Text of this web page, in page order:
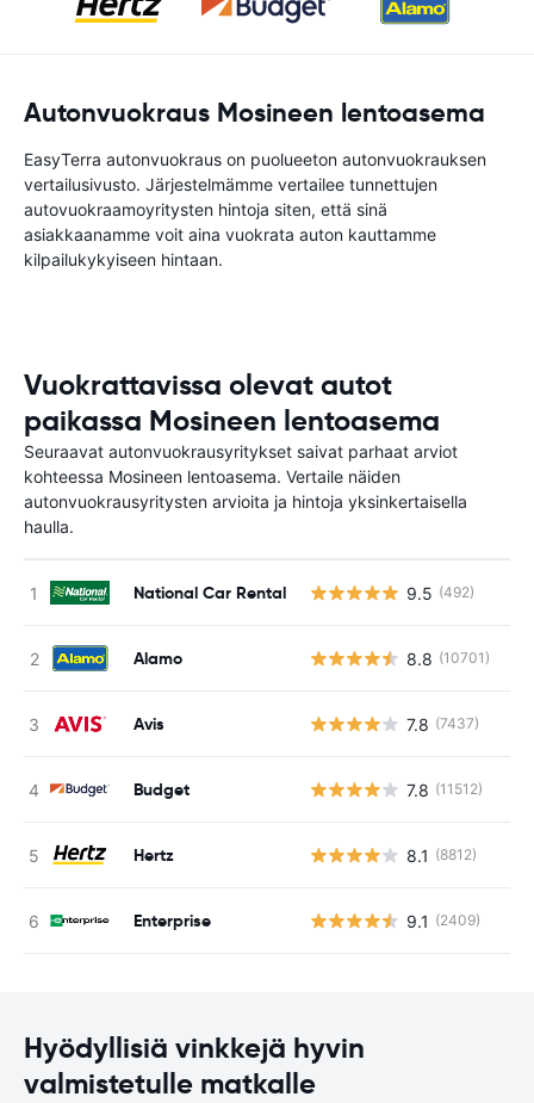
Autonvuokraus Mosineen lentoasema
EasyTerra autonvuokraus on puolueeton autonvuokrauksen
vertailusivusto. Järjestelmämme vertailee tunnettujen
autovuokraamoyritysten hintoja siten, että sinä
asiakkaanamme voit aina vuokrata auton kauttamme
kilpailukykyiseen hintaan.
Vuokrattavissa olevat autot
paikassa Mosineen lentoasema
Seuraavat autonvuokrausyritykset saivat parhaat arviot
kohteessa Mosineen lentoasema. Vertaile näiden
autonvuokrausyritysten arvioita ja hintoja yksinkertaisella
haulla.
National Car Rental 9.5 (492)
Alamo 8.8 (10701)
Avis 7.8 (7437)
Budget 7.8 (11512)
Hertz 8.1 (8812)
Enterprise 9.1 (2409)
Hyödyllisiä vinkkejä hyvin
valmistetulle matkalle